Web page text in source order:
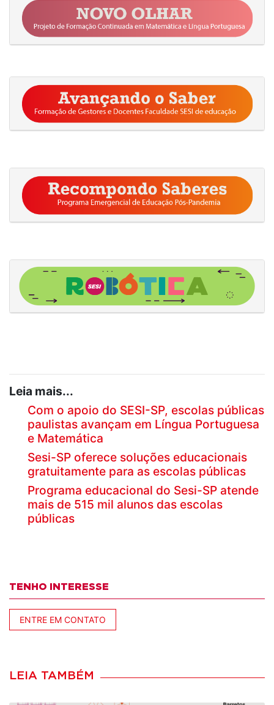
Leia mais...
Com o apoio do SESI-SP, escolas públicas
paulistas avançam em Língua Portuguesa
e Matemática
Sesi-SP oferece soluções educacionais
gratuitamente para as escolas públicas
Programa educacional do Sesi-SP atende
mais de 515 mil alunos das escolas
públicas
TENHO INTERESSE
ENTRE EM CONTATO
LEIA TAMBÉM